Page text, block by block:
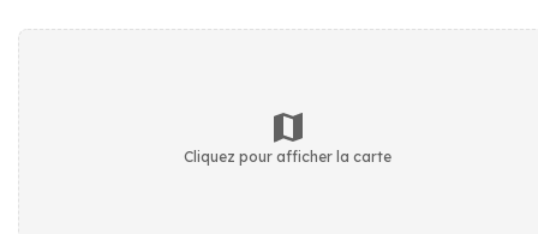
Cliquez pour afficher la carte